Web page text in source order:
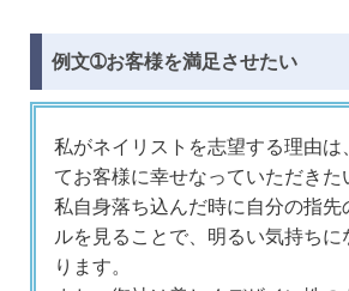
例文➀お客様を満足させたい
私がネイリストを志望する理由は
てお客様に幸せなっていただきた
私自身落ち込んだ時に自分の指先
ルを見ることで、明るい気持ちに
ります。